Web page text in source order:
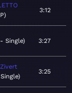
3:12
Single 3:27
Zivert
3:25